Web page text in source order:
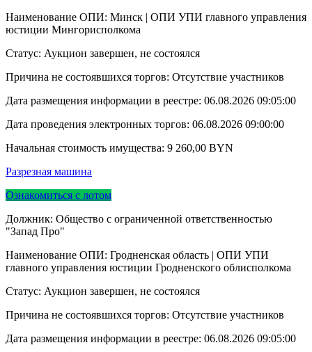
Наименование ОПИ: Минск | ОПИ УПИ главного управления
юстиции Мингорисполкома
Статус: Аукцион завершен, не состоялся
Причина не состоявшихся торгов: Отсутствие участников
Дата размещения информации в реестре: 06.08.2026 09:05:00
Дата проведения электронных торгов: 06.08.2026 09:00:00
Начальная стоимость имущества: 9 260,00 BYN
Разрезная машина
Ознакомиться с лотом
Должник: Общество с ограниченной ответственностью
"Запад Про"
Наименование ОПИ: Гродненская область | ОПИ УПИ
главного управления юстиции Гродненского облисполкома
Статус: Аукцион завершен, не состоялся
Причина не состоявшихся торгов: Отсутствие участников
Дата размещения информации в реестре: 06.08.2026 09:05:00